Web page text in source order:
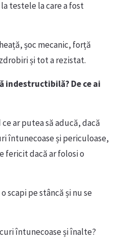
testele la care a fost
șoc mecanic, forță
și tot a rezistat.
indestructibilă? De ce ai
ar putea să aducă, dacă
întunecoase și periculoase,
fericit dacă ar folosi o
scapi pe stâncă și nu se
întunecoase și înalte?